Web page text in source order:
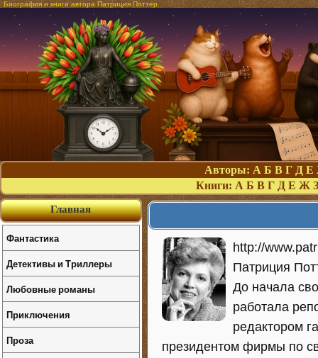
Биография и книги автора Патриция Поттер
Авторы: А Б В Г Д Е
Книги: А Б В Г Д Е Ж З
http://
Патриция
До начала
работала
редактором
президентом фирмы по
Главная
Фантастика
Детективы и Триллеры
Любовные романы
Приключения
Проза